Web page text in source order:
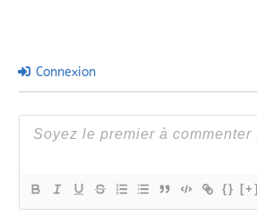
Connexion
{} [+]